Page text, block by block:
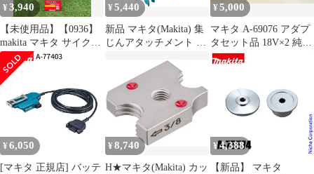
¥3,940
【未使用品】【0936】
makita マキタ サイクロ
ンアタッチメント A-
67169
IT7XARGAH9A4
¥5,440
新品 マキタ(Makita) 集
じんアタッチメント A-
¥5,000
マキタ A-69076 アダプ
タセット品 18V×2 純正
品
¥ 6,050
[マキタ 正規店] バッテ
¥8,740
H★マキタ(Makita) カッ
¥4,388
【新品】 マキタ